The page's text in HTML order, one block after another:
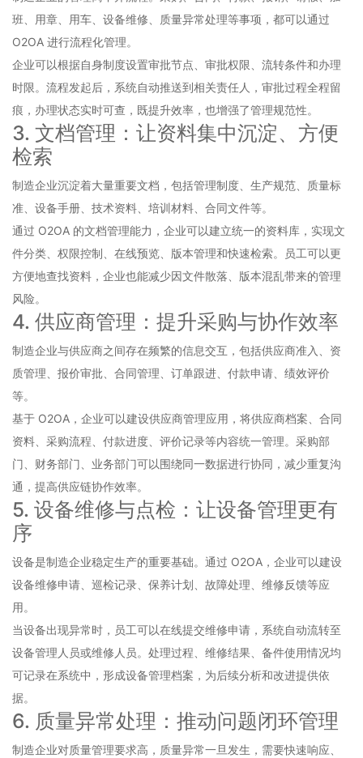
班、用章、用车、设备维修、质量异常处理等事项，都可以通过
O2OA 进行流程化管理。
企业可以根据自身制度设置审批节点、审批权限、流转条件和办理
时限。流程发起后，系统自动推送到相关责任人，审批过程全程留
痕，办理状态实时可查，既提升效率，也增强了管理规范性。
3. 文档管理：让资料集中沉淀、方便
检索
制造企业沉淀着大量重要文档，包括管理制度、生产规范、质量标
准、设备手册、技术资料、培训材料、合同文件等。
通过 O2OA 的文档管理能力，企业可以建立统一的资料库，实现文
件分类、权限控制、在线预览、版本管理和快速检索。员工可以更
方便地查找资料，企业也能减少因文件散落、版本混乱带来的管理
风险。
4. 供应商管理：提升采购与协作效率
制造企业与供应商之间存在频繁的信息交互，包括供应商准入、资
质管理、报价审批、合同管理、订单跟进、付款申请、绩效评价
等。
基于 O2OA，企业可以建设供应商管理应用，将供应商档案、合同
资料、采购流程、付款进度、评价记录等内容统一管理。采购部
门、财务部门、业务部门可以围绕同一数据进行协同，减少重复沟
通，提高供应链协作效率。
5. 设备维修与点检：让设备管理更有
序
设备是制造企业稳定生产的重要基础。通过 O2OA，企业可以建设
设备维修申请、巡检记录、保养计划、故障处理、维修反馈等应
用。
当设备出现异常时，员工可以在线提交维修申请，系统自动流转至
设备管理人员或维修人员。处理过程、维修结果、备件使用情况均
可记录在系统中，形成设备管理档案，为后续分析和改进提供依
据。
6. 质量异常处理：推动问题闭环管理
制造企业对质量管理要求高，质量异常一旦发生，需要快速响应、